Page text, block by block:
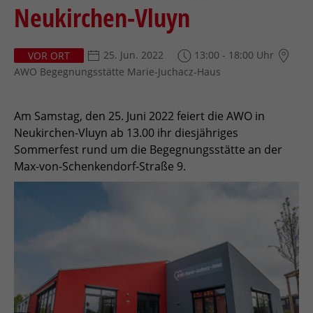
Neukirchen-Vluyn
VOR ORT 25. Jun. 2022
13:00 - 18:00 Uhr
AWO Begegnungsstätte Marie-Juchacz-Haus
Am Samstag, den 25. Juni 2022 feiert die AWO in
Neukirchen-Vluyn ab 13.00 ihr diesjähriges
Sommerfest rund um die Begegnungsstätte an der
Max-von-Schenkendorf-Straße 9.